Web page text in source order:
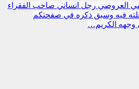
العروصي رجل انساني صاحب الفقراء
فيه وسبق ذكره في صفحتكم
وجهه الكريم…